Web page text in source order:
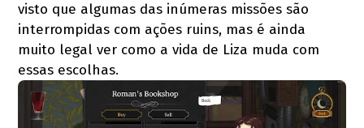
visto que algumas das inúmeras missões são
interrompidas com ações ruins, mas é ainda
muito legal ver como a vida de Liza muda com
essas escolhas.